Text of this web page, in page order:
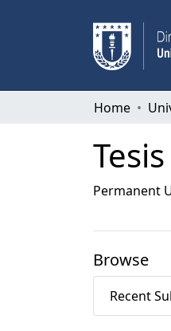
Home
Permanent
Browse
Recent